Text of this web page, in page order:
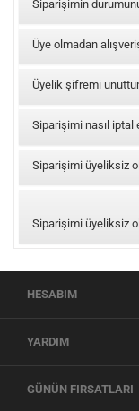
Siparişimin
Üye olmadan
Üyelik şifremi
Siparişimi nasıl iptal
Siparişimi üyeliksiz
Siparişimi üyeliksiz
HESABIM
YARDIM
GÜNÜN FIRSATLARI